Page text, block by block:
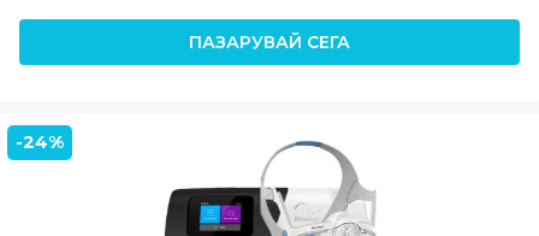
was:
1,411.17 €.
е:
1,091.61 €.
ПАЗАРУВАЙ СЕГА
-24%